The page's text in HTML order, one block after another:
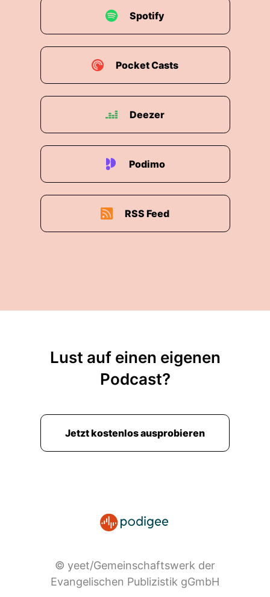
Spotify
Pocket Casts
Deezer
Podimo
RSS Feed
Lust auf einen eigenen
Podcast?
Jetzt kostenlos ausprobieren
© yeet/Gemeinschaftswerk der
Evangelischen Publizistik gGmbH